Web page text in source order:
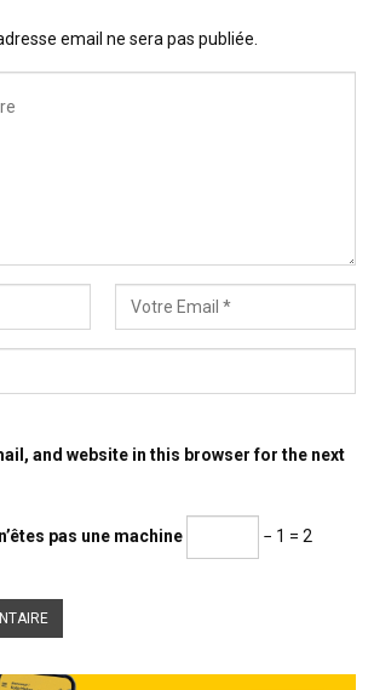
email ne sera pas publiée.
and website in this browser for the next
pas une machine − 1 = 2